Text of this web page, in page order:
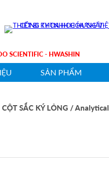
BIOO SCIENTIFIC - HWASHIN
SẢN PHẨM
SẮC KÝ LỎNG / Analytical